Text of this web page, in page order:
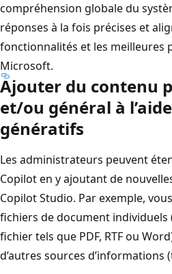
compréhension globale du
réponses à la fois précises et
fonctionnalités et les meilleures
Microsoft.
Ajouter du contenu
et/ou général à
génératifs
Les administrateurs peuvent
Copilot en y ajoutant de
Copilot Studio. Par exemple,
fichiers de document individuels
fichier tels que PDF, RTF ou
d’autres sources d’informations